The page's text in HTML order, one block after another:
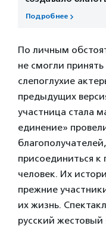
Подробнее
По личным
не смогли
слепоглухие
предыдущих
участница стала
единение»
присоединиться к
человек. Их
прежние
их жизнь.
русский